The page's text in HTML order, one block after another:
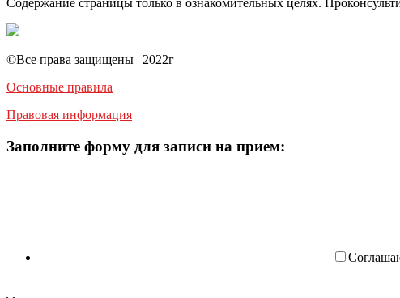
©️Все права защищены | 2022г
Основные правила
Правовая информация
Заполните форму для записи на прием: